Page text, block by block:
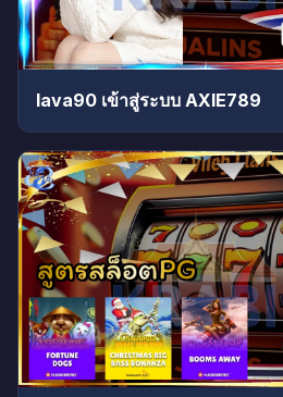
lava90 เข้าสู่ระบบ AXIE789